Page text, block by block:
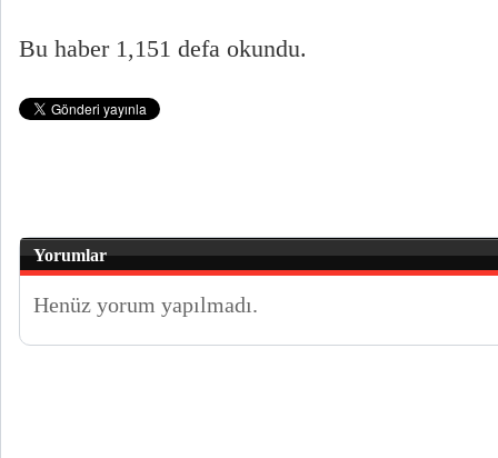
Bu haber 1,151 defa okundu.
Yorumlar
Henüz yorum yapılmadı.